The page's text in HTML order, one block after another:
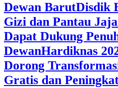
Dewan BarutDisdik
Gizi dan Pantau
Dapat Dukung
DewanHardiknas
Dorong
Gratis dan